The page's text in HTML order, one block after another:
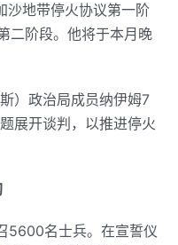
沙地带停火协议第一阶
二阶段。他将于本月晚
）政治局成员纳伊姆7
展开谈判，以推进停火
5600名士兵。在宣誓仪